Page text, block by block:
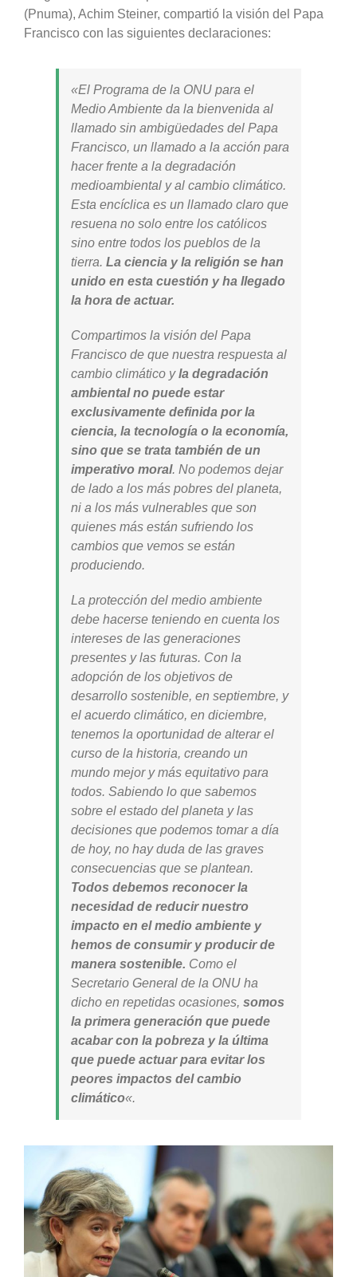
(Pnuma), Achim Steiner, compartió la visión del Papa
Francisco con las siguientes declaraciones:
«El Programa de la ONU para el
Medio Ambiente da la bienvenida al
llamado sin ambigüedades del Papa
Francisco, un llamado a la acción para
hacer frente a la degradación
medioambiental y al cambio climático.
Esta encíclica es un llamado claro que
resuena no solo entre los católicos
sino entre todos los pueblos de la
tierra. La ciencia y la religión se han
unido en esta cuestión y ha llegado
la hora de actuar.
Compartimos la visión del Papa
Francisco de que nuestra respuesta al
cambio climático yla degradación
ambiental no puede estar
exclusivamente definida por la
ciencia, la tecnología o la economía,
sino que se trata también de un
imperativo moral. No podemos dejar
de lado a los más pobres del planeta,
ni a los más vulnerables que son
quienes más están sufriendo los
cambios que vemos se están
produciendo.
La protección del medio ambiente
debe hacerse teniendo en cuenta los
intereses de las generaciones
presentes y las futuras. Con la
adopción de los objetivos de
desarrollo sostenible, en septiembre, y
el acuerdo climático, en diciembre,
tenemos la oportunidad de alterar el
curso de la historia, creando un
mundo mejor y más equitativo para
todos. Sabiendo lo que sabemos
sobre el estado del planeta y las
decisiones que podemos tomar a día
de hoy, no hay duda de las graves
consecuencias que se plantean.
Todos debemos reconocer la
necesidad de reducir nuestro
impacto en el medio ambiente y
hemos de consumir y producir de
manera sostenible. Como el
Secretario General de la ONU ha
dicho en repetidas ocasiones, somos
la primera generación que puede
acabar con la pobreza y la última
que puede actuar para evitar los
peores impactos del cambio
climático«.